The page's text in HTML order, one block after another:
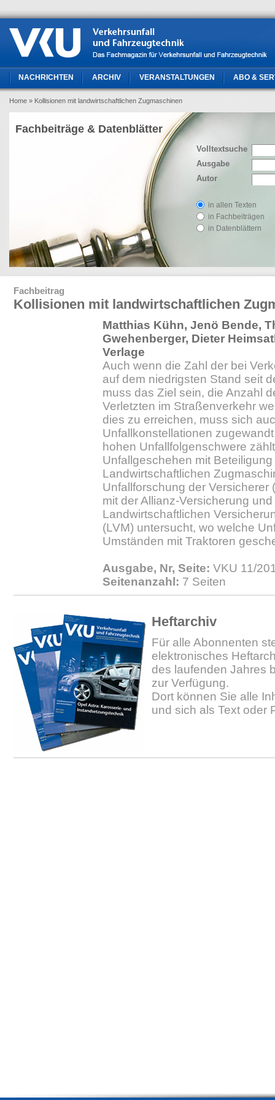
NACHRICHTEN ARCHIV VERANSTALTUNGEN ABO &
Home » Kollisionen mit landwirtschaftlichen Zugmaschinen
Volltextsuche
Ausgabe
Autor
in allen Texten
in Fachbeiträgen
in Datenblättern
Fachbeiträge & Datenblätter
Fachbeitrag
Kollisionen mit landwirtschaftlichen
Matthias Kühn, Jenö Bende,
Gwehenberger, Dieter
Verlage
Auch wenn die Zahl der bei
auf dem niedrigsten Stand seit
muss das Ziel sein, die Anzahl
Verletzten im Straßenverkehr
dies zu erreichen, muss sich
Unfallkonstellationen
hohen Unfallfolgenschwere
Unfallgeschehen mit
Landwirtschaftlichen
Unfallforschung der Versicherer
mit der Allianz-Versicherung
Landwirtschaftlichen
(LVM) untersucht, wo welche
Umständen mit Traktoren
Ausgabe, Nr, Seite: VKU 11/
Seitenanzahl: 7 Seiten
Heftarchiv
Für alle Abonnenten
elektronisches
des laufenden Jahres
zur Verfügung.
Dort können Sie alle
und sich als Text oder